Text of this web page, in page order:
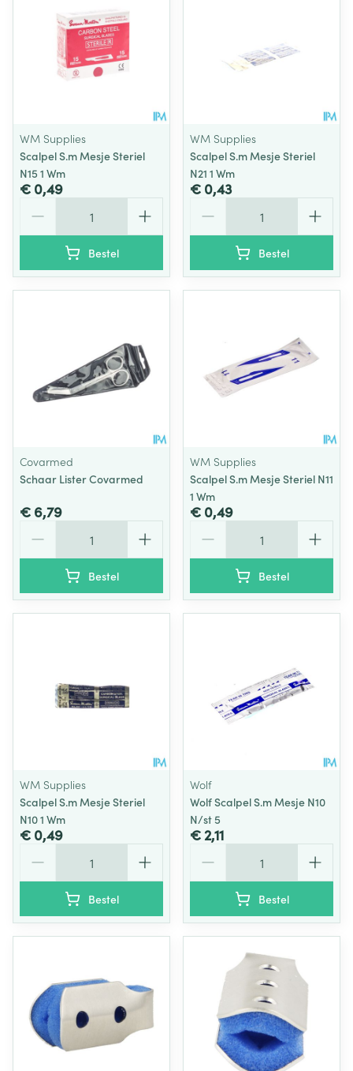
WM Supplies
Scalpel S.m Mesje Steriel
N15 1 Wm
€ 0,49
Bestel
WM Supplies
Scalpel S.m Mesje Steriel
N21 1 Wm
€ 0,43
Bestel
Covarmed
Schaar Lister Covarmed
€ 6,79
Bestel
WM Supplies
Scalpel S.m Mesje Steriel N11
1 Wm
€ 0,49
Bestel
WM Supplies
Scalpel S.m Mesje Steriel
N10 1 Wm
€ 0,49
Bestel
Wolf
Wolf Scalpel S.m Mesje N10
N/st 5
€ 2,11
Bestel